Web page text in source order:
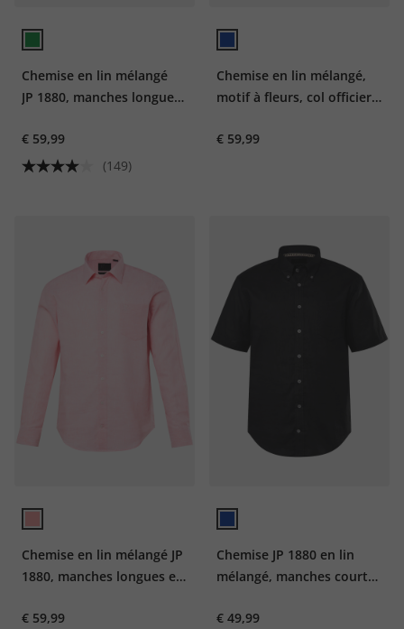
Chemise en lin mélangé
JP 1880, manches longues
Modern Fit - jusqu'au 8 XL
€ 59,99
(149)
Chemise en lin mélangé,
motif à fleurs, col officier
coupe Modern Fit -
€ 59,99
Chemise en lin mélangé JP
1880, manches longues et
Fit - jusqu'au 8 XL
€ 59,99
Chemise JP 1880 en lin
mélangé, manches courtes
boutonnée, coupe Modern
€ 49,99